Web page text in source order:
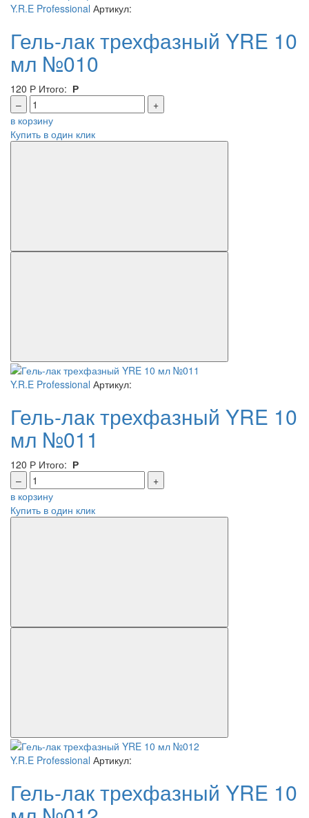
Y.R.E Professional Артикул:
Гель-лак трехфазный YRE 10
мл №010
120 Р Итого: Р
–
+
в корзину
Купить в один клик
Y.R.E Professional Артикул:
Гель-лак трехфазный YRE 10
мл №011
120 Р Итого: Р
–
+
в корзину
Купить в один клик
Y.R.E Professional Артикул:
Гель-лак трехфазный YRE 10